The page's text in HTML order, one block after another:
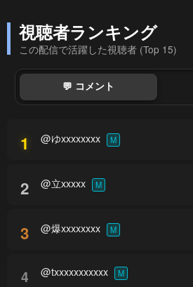
視聴者ランキング
この配信で活躍した視聴者 (Top 15)
💬 コメント
1 @ゆxxxxxxxx M
2 @立xxxxx M
3 @爆xxxxxxxx M
4 @txxxxxxxxxxx M